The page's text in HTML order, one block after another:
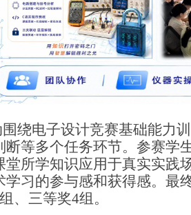
绕电子设计竞赛基础能力
断等多个任务环节。参赛学
堂所学知识应用于真实实践
学习的参与感和获得感。最
、三等奖4组。